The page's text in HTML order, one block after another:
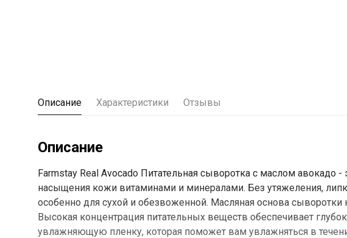
Описание Характеристики Отзывы
Описание
Farmstay Real Avocado Питательная сыворотка с маслом авокадо
насыщения кожи витаминами и минералами. Без утяжеления,
особенно для сухой и обезвоженной. Масляная основа
Высокая концентрация питательных веществ обеспечивает
увлажняющую пленку, которая поможет вам увлажняться в